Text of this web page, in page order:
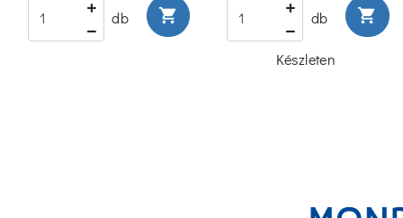
db shopping_cart db shopping_cart
Készleten